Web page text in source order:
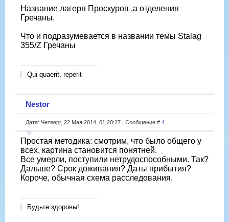
Название лагеря Проскуров ,а отделения
Гречаны.
Что и подразумевается в названии темы Stalag
355/Z Гречаны
Qui quaerit, reperit
Nestor
Дата: Четверг, 22 Мая 2014, 01:20:27 | Сообщение # 4
Простая методика: смотрим, что было общего у
всех, картина становится понятней.
Все умерли, поступили нетрудоспособными. Так?
Дальше? Срок доживания? Даты прибытия?
Короче, обычная схема расследования.
Будьте здоровы!